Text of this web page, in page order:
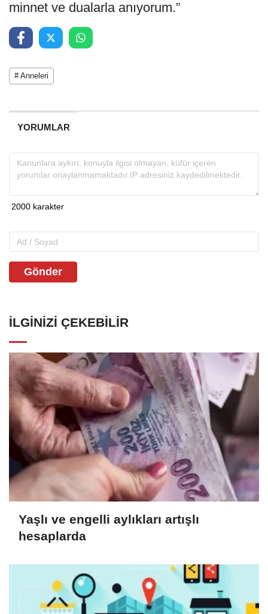
minnet ve dualarla anıyorum.”
# Anneleri
YORUMLAR
Gönder
İLGINIZI ÇEKEBILIR
Yaşlı ve engelli aylıkları artışlı
hesaplarda